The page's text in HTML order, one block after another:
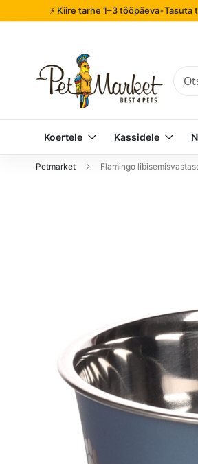
⚡ Kiire tarne 1–3 tööpäeva•Tasuta
Otsi
Koertele Kassidele
Petmarket Flamingo